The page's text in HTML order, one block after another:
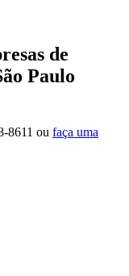
de
Paulo
8611 ou faça uma